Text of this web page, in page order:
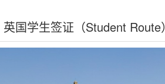
英国学生签证（Student Route）